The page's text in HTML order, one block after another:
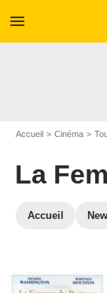
menu
Accueil Cinéma
La
Accueil